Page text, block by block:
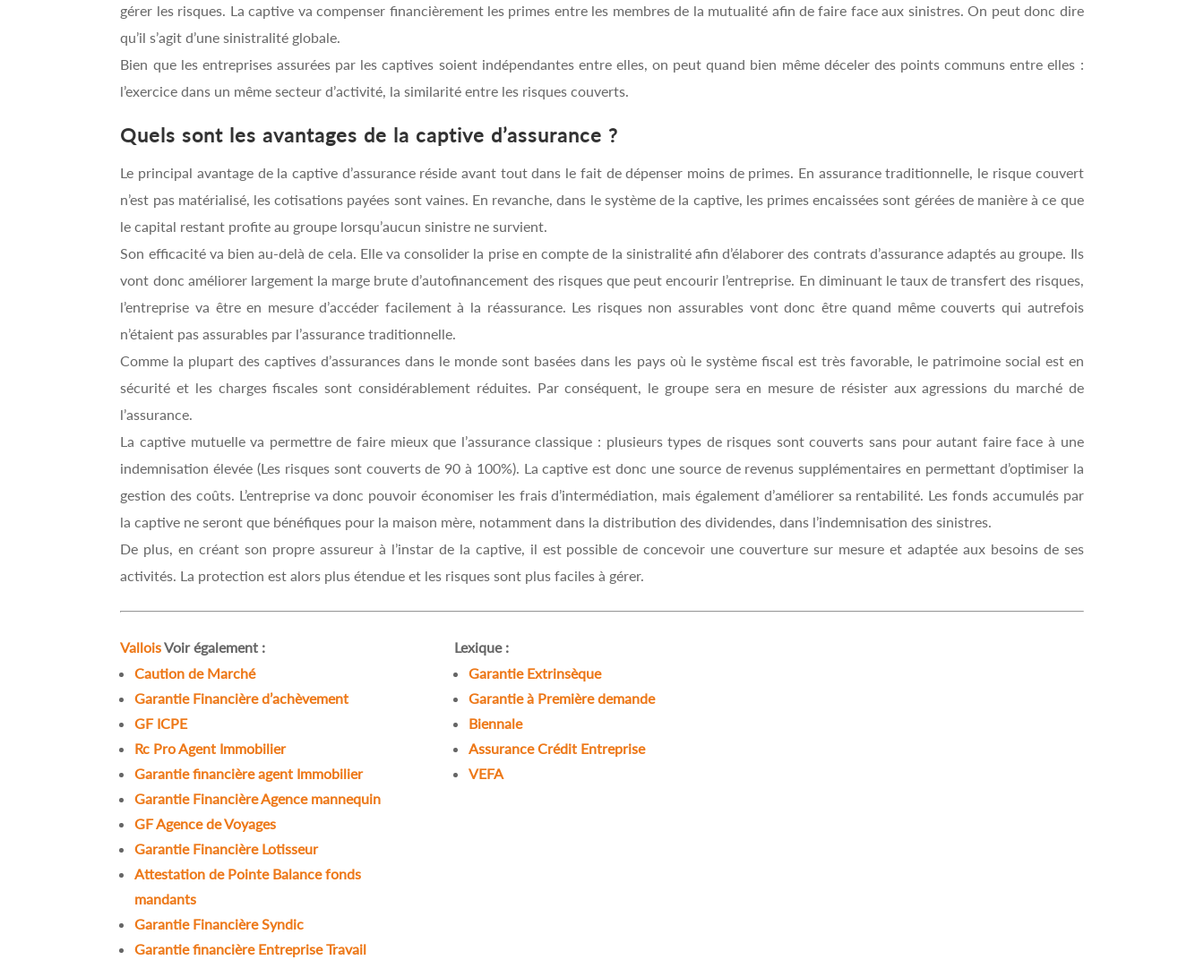
gérer les risques. La captive va compenser financièrement les primes entre les membres de la mutualité afin de faire face aux sinistres. On peut donc dire
qu’il s’agit d’une sinistralité globale.
Bien que les entreprises assurées par les captives soient indépendantes entre elles, on peut quand bien même déceler des points communs entre elles :
l’exercice dans un même secteur d’activité, la similarité entre les risques couverts.
Quels sont les avantages de la captive d’assurance ?
Le principal avantage de la captive d’assurance réside avant tout dans le fait de dépenser moins de primes. En assurance traditionnelle, le risque couvert
n’est pas matérialisé, les cotisations payées sont vaines. En revanche, dans le système de la captive, les primes encaissées sont gérées de manière à ce que
le capital restant profite au groupe lorsqu’aucun sinistre ne survient.
Son efficacité va bien au-delà de cela. Elle va consolider la prise en compte de la sinistralité afin d’élaborer des contrats d’assurance adaptés au groupe. Ils
vont donc améliorer largement la marge brute d’autofinancement des risques que peut encourir l’entreprise. En diminuant le taux de transfert des risques,
l’entreprise va être en mesure d’accéder facilement à la réassurance. Les risques non assurables vont donc être quand même couverts qui autrefois
n’étaient pas assurables par l’assurance traditionnelle.
Comme la plupart des captives d’assurances dans le monde sont basées dans les pays où le système fiscal est très favorable, le patrimoine social est en
sécurité et les charges fiscales sont considérablement réduites. Par conséquent, le groupe sera en mesure de résister aux agressions du marché de
l’assurance.
La captive mutuelle va permettre de faire mieux que l’assurance classique : plusieurs types de risques sont couverts sans pour autant faire face à une
indemnisation élevée (Les risques sont couverts de 90 à 100%). La captive est donc une source de revenus supplémentaires en permettant d’optimiser la
gestion des coûts. L’entreprise va donc pouvoir économiser les frais d’intermédiation, mais également d’améliorer sa rentabilité. Les fonds accumulés par
la captive ne seront que bénéfiques pour la maison mère, notamment dans la distribution des dividendes, dans l’indemnisation des sinistres.
De plus, en créant son propre assureur à l’instar de la captive, il est possible de concevoir une couverture sur mesure et adaptée aux besoins de ses
activités. La protection est alors plus étendue et les risques sont plus faciles à gérer.
ValloisVoir également :
Caution de Marché
Garantie Financière d’achèvement
GF ICPE
Rc Pro Agent Immobilier
Garantie financière agent Immobilier
Garantie Financière Agence mannequin
GF Agence de Voyages
Garantie Financière Lotisseur
Attestation de Pointe Balance fonds
mandants
Garantie Financière Syndic
Garantie financière Entreprise Travail
Lexique :
Garantie Extrinsèque
Garantie à Première demande
Biennale
Assurance Crédit Entreprise
VEFA